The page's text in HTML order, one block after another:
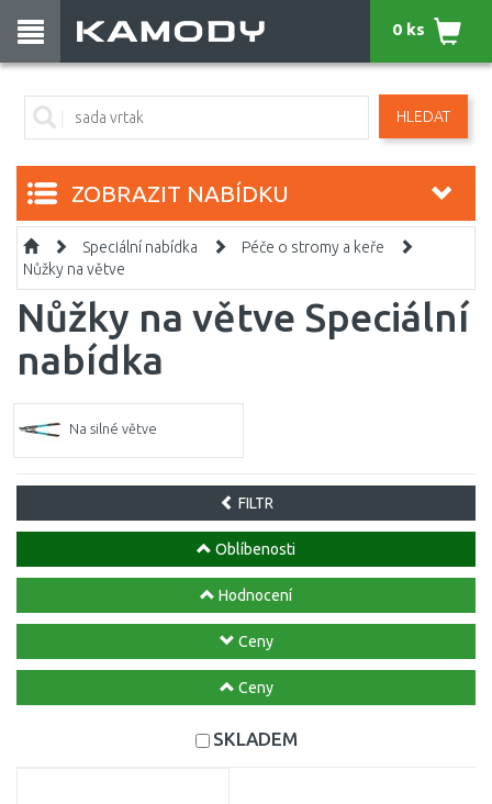
HLEDAT
0 ks
ZOBRAZIT NABÍDKU
Speciální nabídka
Péče o stromy a keře
Nůžky na větve
Nůžky na větve Speciální
nabídka
Na silné větve
FILTR
Oblíbenosti
Hodnocení
Ceny
Ceny
SKLADEM